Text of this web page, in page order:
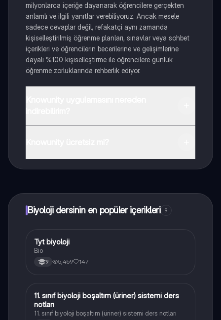
milyonlarca içeriğe dayanarak öğrencilere gerçekten
anlamlı ve ilgili yanıtlar verebiliyoruz. Ancak mesele
sadece cevaplar değil, refakatçi aynı zamanda
kişiselleştirilmiş öğrenme planları, sınavlar veya sohbet
içerikleri ve öğrencilerin becerilerine ve gelişimlerine
dayalı %100 kişiselleştirme ile öğrencilere günlük
öğrenme zorluklarında rehberlik ediyor.
Biyoloji dersinin en popüler içerikleri 9
Biyoloji
Tyt biyoloji
Bio
9 5,459 147
Biyoloji
11. sınıf biyoloji boşaltım (üriner) sistemi ders
notları
11. sınıf biyoloji boşaltım (üriner) sistemi ders notları